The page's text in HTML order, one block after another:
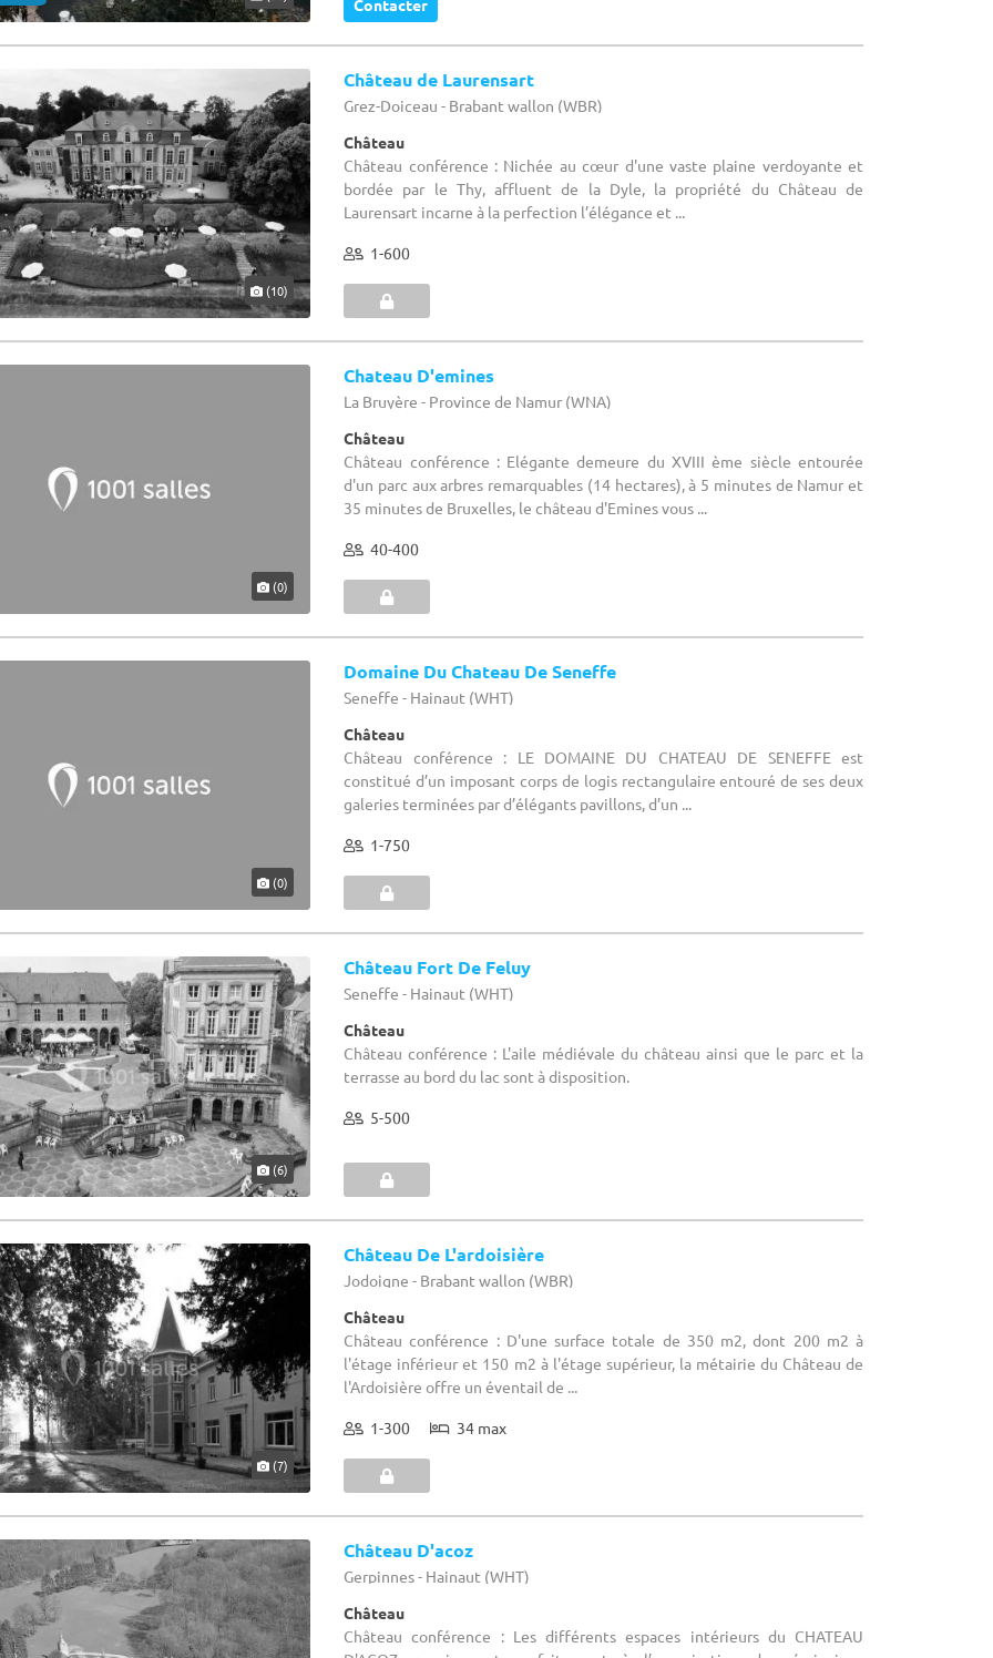
Contacter
(10)
Château de Laurensart
Grez-Doiceau - Brabant wallon (WBR)
Château
Château conférence : Nichée au cœur d'une vaste plaine verdoyante et
bordée par le Thy, affluent de la Dyle, la propriété du Château de
Laurensart incarne à la perfection l’élégance et ...
1-600
(0)
Chateau D'emines
La Bruyère - Province de Namur (WNA)
Château
Château conférence : Elégante demeure du XVIII ème siècle entourée
d'un parc aux arbres remarquables (14 hectares), à 5 minutes de Namur et
35 minutes de Bruxelles, le château d'Emines vous ...
40-400
(0)
Domaine Du Chateau De Seneffe
Seneffe - Hainaut (WHT)
Château
Château conférence : LE DOMAINE DU CHATEAU DE SENEFFE est
constitué d’un imposant corps de logis rectangulaire entouré de ses deux
galeries terminées par d’élégants pavillons, d’un ...
1-750
(6)
Château Fort De Feluy
Seneffe - Hainaut (WHT)
Château
Château conférence : L'aile médiévale du château ainsi que le parc et la
terrasse au bord du lac sont à disposition.
5-500
(7)
Château De L'ardoisière
Jodoigne - Brabant wallon (WBR)
Château
Château conférence : D'une surface totale de 350 m2, dont 200 m2 à
l'étage inférieur et 150 m2 à l'étage supérieur, la métairie du Château de
l'Ardoisière offre un éventail de ...
1-300 34 max
Château D'acoz
Gerpinnes - Hainaut (WHT)
Château
Château conférence : Les différents espaces intérieurs du CHATEAU